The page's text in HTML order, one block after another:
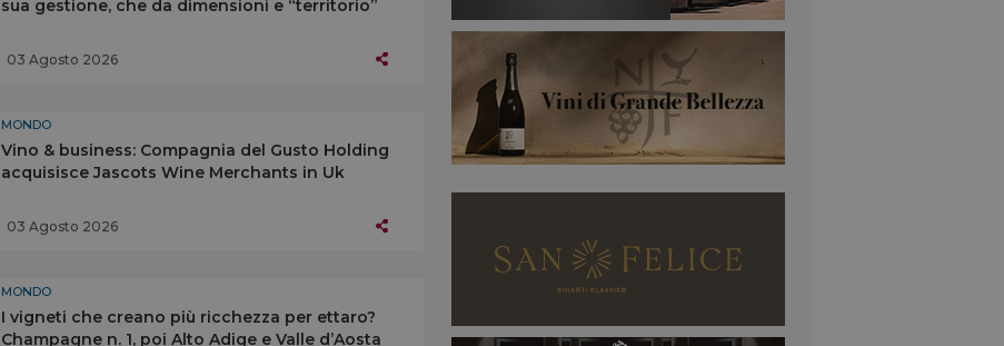
sua gestione, che da dimensioni e “territorio”
03 Agosto 2026
MONDO
Vino & business: Compagnia del Gusto Holding
acquisisce Jascots Wine Merchants in Uk
03 Agosto 2026
MONDO
I vigneti che creano più ricchezza per ettaro?
Champagne n. 1, poi Alto Adige e Valle d’Aosta